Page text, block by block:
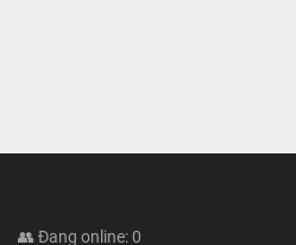
👥 Đang online: 0